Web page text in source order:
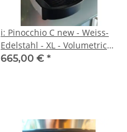
i: Pinocchio C new - Weiss-
Edelstahl - XL - Volumetrico
plus Elektronik-Paket -
665,00 € *